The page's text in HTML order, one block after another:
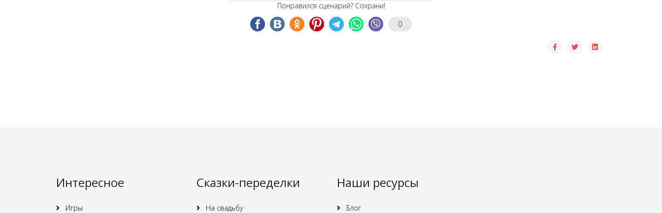
Понравился сценарий? Сохрани!
0
Интересное
Игры
Сказки-переделки
На свадьбу
Наши ресурсы
Блог